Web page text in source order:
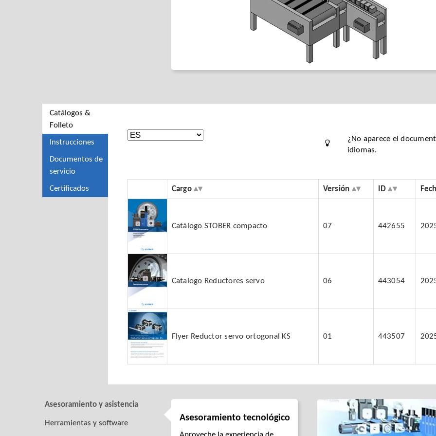
Catálogos &
Folleto
Instrucciones
Documentos de
servicio
Certificados
¿No aparece el
idiomas.
Cargo Versión ID
Catálogo STOBER compacto 07 442655
Catalogo Reductores servo 06 443054
Flyer Reductor servo ortogonal KS 01 443507
Asesoramiento y asistencia
Herramientas y software
Asesoramiento tecnológico